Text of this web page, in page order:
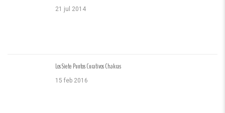
21 jul 2014
Los Siete Puntos Curativos Chakras
15 feb 2016